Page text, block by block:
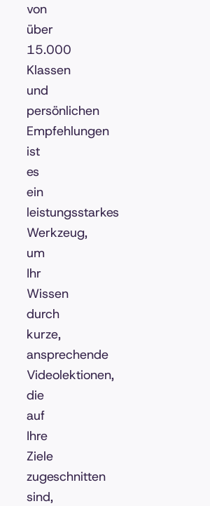
von
über
15.000
Klassen
und
persönlichen
Empfehlungen
ist
es
ein
leistungsstarkes
Werkzeug,
um
Ihr
Wissen
durch
kurze,
ansprechende
Videolektionen,
die
auf
Ihre
Ziele
zugeschnitten
sind,